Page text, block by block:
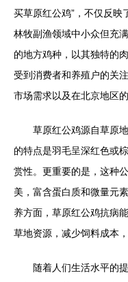
买草原红公鸡”，不仅反映
林牧副渔领域中小众但充
的地方鸡种，以其独特的
受到消费者和养殖户的关
市场需求以及在北京地区的
草原红公鸡源自草原
的特点是羽毛呈深红色或
赏性。更重要的是，这种
美，富含蛋白质和微量元
养方面，草原红公鸡抗病
草地资源，减少饲料成本
随着人们生活水平的